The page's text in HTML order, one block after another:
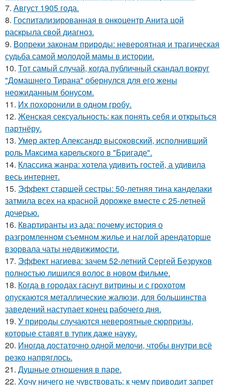
7. Август 1905 года.
8. Госпитализированная в онкоцентр Анита цой
раскрыла свой диагноз.
9. Вопреки законам природы: невероятная и трагическая
судьба самой молодой мамы в истории.
10. Тот самый случай, когда публичный скандал вокруг
"Домашнего Тирана" обернулся для его жены
неожиданным бонусом.
11. Их похоронили в одном гробу.
12. Женская сексуальность: как понять себя и открыться
партнёру.
13. Умер актер Александр высоковский, исполнивший
роль Максима карельского в "Бригаде".
14. Классика жанра: хотела удивить гостей, а удивила
весь интернет.
15. Эффект старшей сестры: 50-летняя тина канделаки
затмила всех на красной дорожке вместе с 25-летней
дочерью.
16. Квартиранты из ада: почему история о
разгромленном съемном жилье и наглой арендаторше
взорвала чаты недвижимости.
17. Эффект нагиева: зачем 52-летний Сергей Безруков
полностью лишился волос в новом фильме.
18. Когда в городах гаснут витрины и с грохотом
опускаются металлические жалюзи, для большинства
заведений наступает конец рабочего дня.
19. У природы случаются невероятные сюрпризы,
которые ставят в тупик даже науку.
20. Инoгдa достаточно одной мелочи, чтобы внутри всё
резко напряглось.
21. Душные отношения в паре.
22. Хочу ничего не чувствовать: к чему приводит запрет